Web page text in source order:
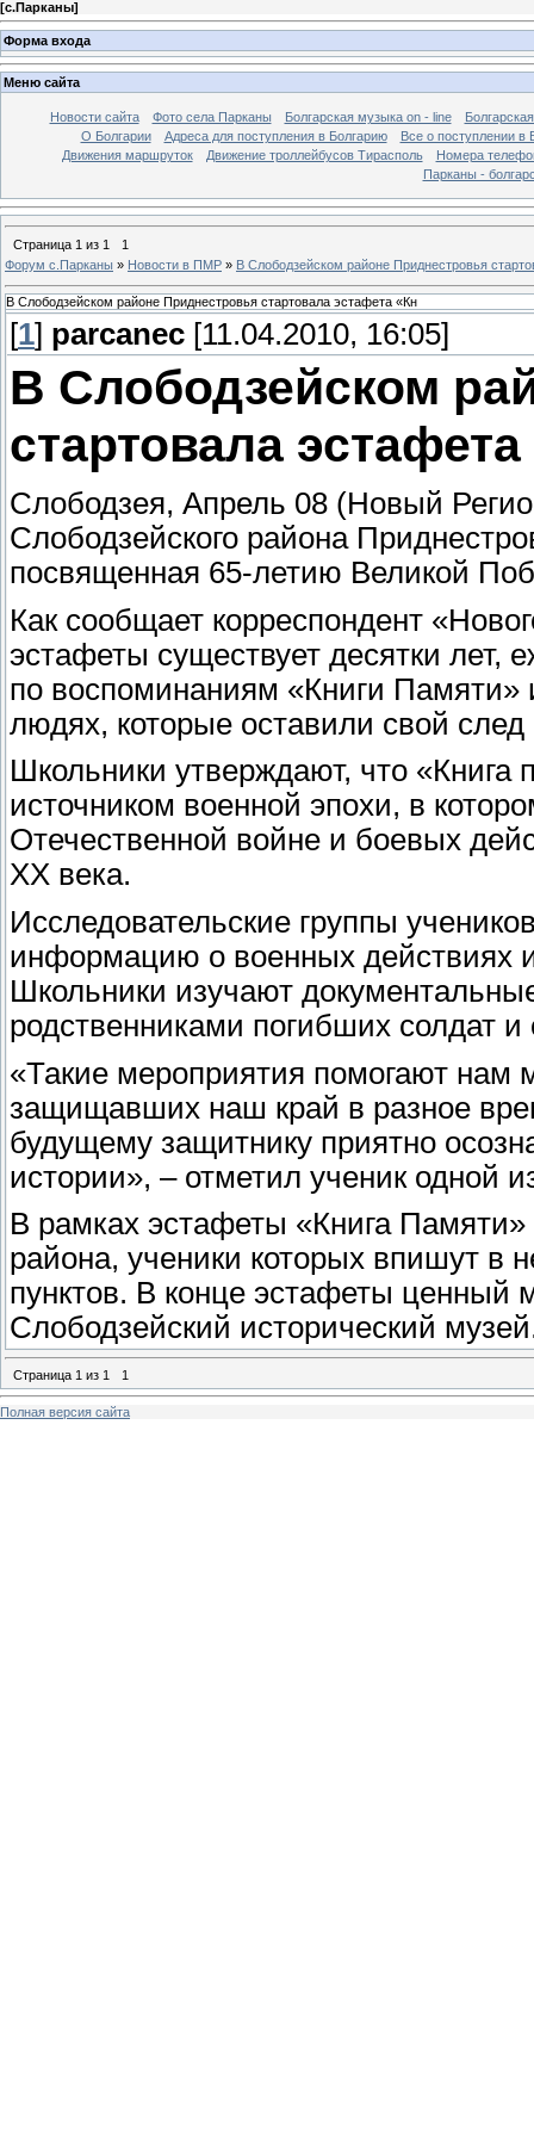
[с.Парканы]
Форма входа
Меню сайта
Новости сайта Фото села Парканы Болгарская музыка on - line
О Болгарии
Адреса для поступления в Болгарию
Все о поступлении в
Движения маршруток
Движение троллейбусов Тирасполь
Номера
Парканы -
Страница 1 из 1
1
Форум с.Парканы » Новости в ПМР » В Слободзейском районе Приднестровья
В Слободзейском районе Приднестровья стартовала эстафета «Кн
[1] parcanec [11.04.2010, 16:05]
В Слободзейском
стартовала
Слободзея, Апрель 08 (Новый
Слободзейского района
посвященная 65-летию Великой
Как сообщает корреспондент
эстафеты существует десятки лет,
по воспоминаниям «Книги
людях, которые оставили свой
Школьники утверждают, что
источником военной эпохи, в
Отечественной войне и боевых
XX века.
Исследовательские группы
информацию о военных действиях
Школьники изучают
родственниками погибших солдат
«Такие мероприятия помогают нам
защищавших наш край в разное
будущему защитнику приятно
истории», – отметил ученик одной
В рамках эстафеты «Книга
района, ученики которых впишут в
пунктов. В конце эстафеты ценный
Слободзейский исторический
Страница 1 из 1 1
Полная версия сайта